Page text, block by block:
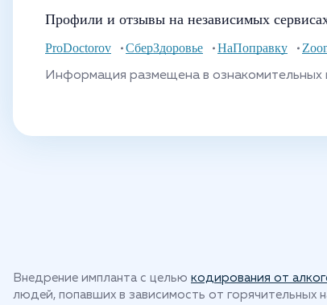
Профили и отзывы на независимых
ProDoctorov СберЗдоровье НаПоправку
Информация размещена в ознакомительных
Внедрение импланта с целью кодирования от
людей, попавших в зависимость от горячительных